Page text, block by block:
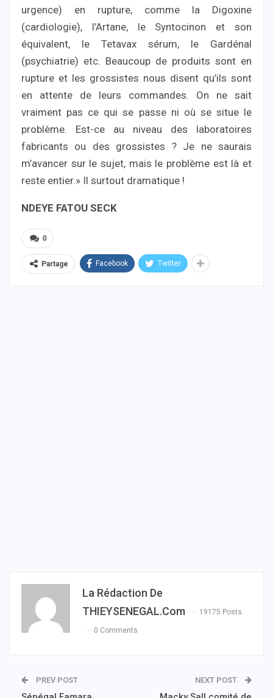
urgence) en rupture, comme la Digoxine
(cardiologie), l’Artane, le Syntocinon et son
équivalent, le Tetavax sérum, le Gardénal
(psychiatrie) etc. Beaucoup de produits sont en
rupture et les grossistes nous disent qu’ils sont
en attente de leurs commandes. On ne sait
vraiment pas ce qui se passe ni où se situe le
problème. Est-ce au niveau des laboratoires
fabricants ou des grossistes ? Je ne saurais
m’avancer sur le sujet, mais le problème est là et
reste entier.» Il surtout dramatique !
NDEYE FATOU SECK
0
Partage Facebook Twitter
La Rédaction De
THIEYSENEGAL.com
19175 Posts
0 Comments
PREV POST NEXT POST